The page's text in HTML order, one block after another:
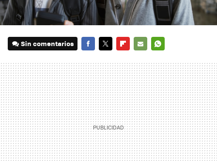
Sin comentarios
MAIL